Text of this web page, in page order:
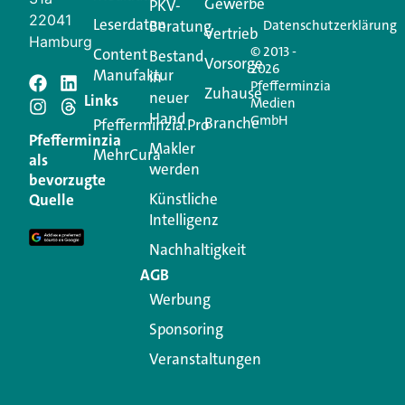
Schreiben Sie einen
Kommentar
Ihre E-Mail-Adresse wird nicht veröffentlicht.
Erforderliche Felder sind mit
Kommentar
22041
Hamburg
Pfefferminzia
als
bevorzugte
Quelle
Leserdaten
Content
Manufaktur
Links
Pfefferminzia.Pro
MehrCura
PKV-
Beratung
Bestand
in
neuer
Hand
Makler
werden
Künstliche
Intelligenz
Nachhaltigkeit
AGB
Werbung
Sponsoring
Veranstaltungen
Vertrieb
Vorsorge
Zuhause
Branche
© 2013 -
2026
Pfefferminzia
Medien
GmbH
Datenschutzerklärung